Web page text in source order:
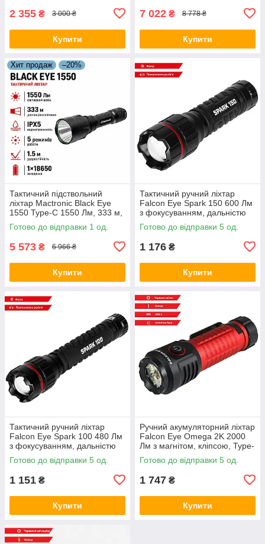
2 355 ₴ 3 000 ₴
Купити
7 022 ₴ 8 778 ₴
Купити
Хит продаж –20%
Тактичний підствольний
ліхтар Mactronic Black Eye
1550 Type-C 1550 Лм, 333 м,
акумулятор 18650, IPX5,
чорний
Готово до відправки 1 од.
5 573 ₴ 6 966 ₴
Купити
Тактичний ручний ліхтар
Falcon Eye Spark 150 600 Лм
з фокусуванням, дальністю
300 м і живленням 3×AAA,
чорний
Готово до відправки 5 од.
1 176 ₴
Купити
Тактичний ручний ліхтар
Falcon Eye Spark 100 480 Лм
з фокусуванням, дальністю
125 м і живленням 2×AA,
чорний
Готово до відправки 5 од.
1 151 ₴
Купити
Ручний акумуляторний ліхтар
Falcon Eye Omega 2K 2000
Лм з магнітом, кліпсою, Type-
C і червоним сигналом,
чорний
Готово до відправки 5 од.
1 747 ₴
Купити